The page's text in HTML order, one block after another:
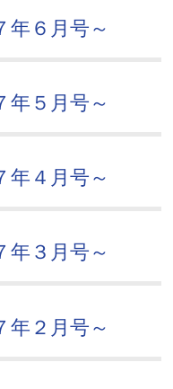
年６月号～
年５月号～
年４月号～
年３月号～
年２月号～